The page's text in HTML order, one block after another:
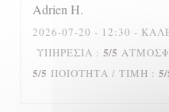
Adrien H
2026-07-20 - 12:30 -
ΥΠΗΡΕΣΊΑ : 5/5
5/5 ΠΟΙΌΤΗΤΑ / ΤΙΜΉ : 5/